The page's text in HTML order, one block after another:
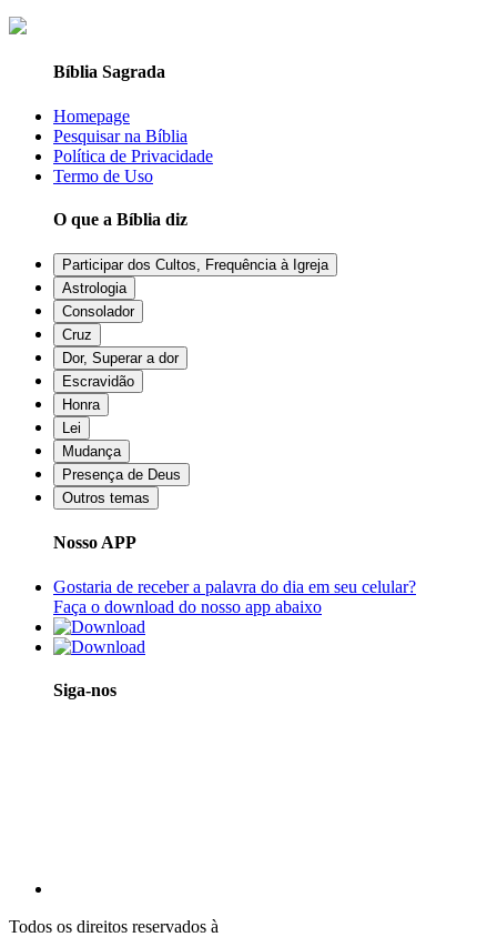
Bíblia Sagrada
Homepage
Pesquisar na Bíblia
Política de Privacidade
Termo de Uso
O que a Bíblia diz
Participar dos Cultos, Frequência à Igreja
Astrologia
Consolador
Cruz
Dor, Superar a dor
Escravidão
Honra
Lei
Mudança
Presença de Deus
Outros temas
Nosso APP
Gostaria de receber a palavra do dia em seu celular?
Faça o download do nosso app abaixo
Siga-nos
Todos os direitos reservados à